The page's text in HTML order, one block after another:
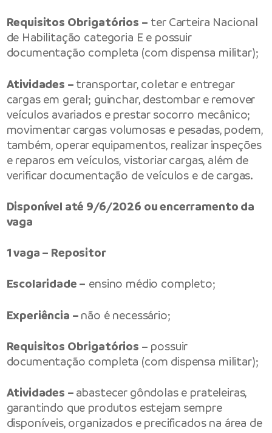
Requisitos Obrigatórios – ter Carteira Nacional
de Habilitação categoria E e possuir
documentação completa (com dispensa militar);
Atividades – transportar, coletar e entregar
cargas em geral; guinchar, destombar e remover
veículos avariados e prestar socorro mecânico;
movimentar cargas volumosas e pesadas, podem,
também, operar equipamentos, realizar inspeções
e reparos em veículos, vistoriar cargas, além de
verificar documentação de veículos e de cargas.
Disponível até 9/6/2026 ou encerramento da
vaga
1 vaga – Repositor
Escolaridade – ensino médio completo;
Experiência – não é necessário;
Requisitos Obrigatórios – possuir
documentação completa (com dispensa militar);
Atividades – abastecer gôndolas e prateleiras,
garantindo que produtos estejam sempre
disponíveis, organizados e precificados na área de